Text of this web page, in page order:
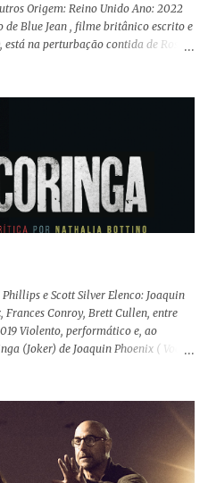
Origem: Reino Unido Ano: 2022
de Blue Jean , filme britânico escrito e
na perturbação contida de Rosy
frágil neutralidade entre seu
bebendo e jogando sinuca com seu
É imperativo para ela que ambos
pois o período histórico no qual
- é de um contexto profundamente
Com o governo liderado pela então
recursos supostamente
agressivas ao modo de vida
e Scott Silver Elenco: Joaquin
Frances Conroy, Brett Cullen, entre
Violento, performático e, ao
(Joker) de Joaquin Phoenix ( Você
não é um filme de herói. E muito
(Se Beber, Não Case!) segue uma
da sociedade na vida de um ser
e desconforto do inicio ao fim da
deixar o cinema. Trata-se de